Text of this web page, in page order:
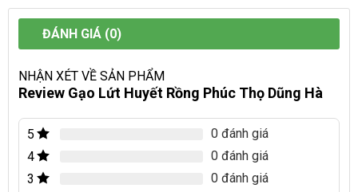
ĐÁNH GIÁ (0)
NHẬN XÉT VỀ SẢN PHẨM
Review Gạo Lứt Huyết Rồng Phúc Thọ Dũng Hà
5
0 đánh giá
4
0 đánh giá
3
0 đánh giá